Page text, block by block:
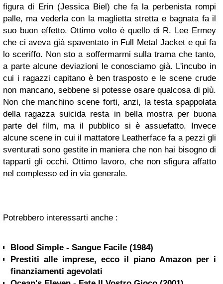
figura di Erin (Jessica Biel) che fa la perbenista rompi
palle, ma vederla con la maglietta stretta e bagnata fa il
suo buon effetto. Ottimo volto è quello di R. Lee Ermey
che ci aveva già spaventato in Full Metal Jacket e qui fa
lo sceriffo. Non sto a soffermarmi sulla trama che tanto,
a parte alcune deviazioni le conosciamo già. L'incubo in
cui i ragazzi capitano è ben trasposto e le scene crude
non mancano, sebbene si potesse osare qualcosa di più.
Non che manchino scene forti, anzi, la testa spappolata
della ragazza suicida resta in bella mostra per buona
parte del film, ma il pubblico si è assuefatto. Invece
alcune scene in cui il mattatore Leatherface fa a pezzi gli
sventurati sono gestite in maniera che non hai bisogno di
tapparti gli occhi. Ottimo lavoro, che non sfigura affatto
nel complesso ed in via generale.
Potrebbero interessarti anche :
Blood Simple - Sangue Facile (1984)
Prestiti alle imprese, ecco il piano Amazon per i
finanziamenti agevolati